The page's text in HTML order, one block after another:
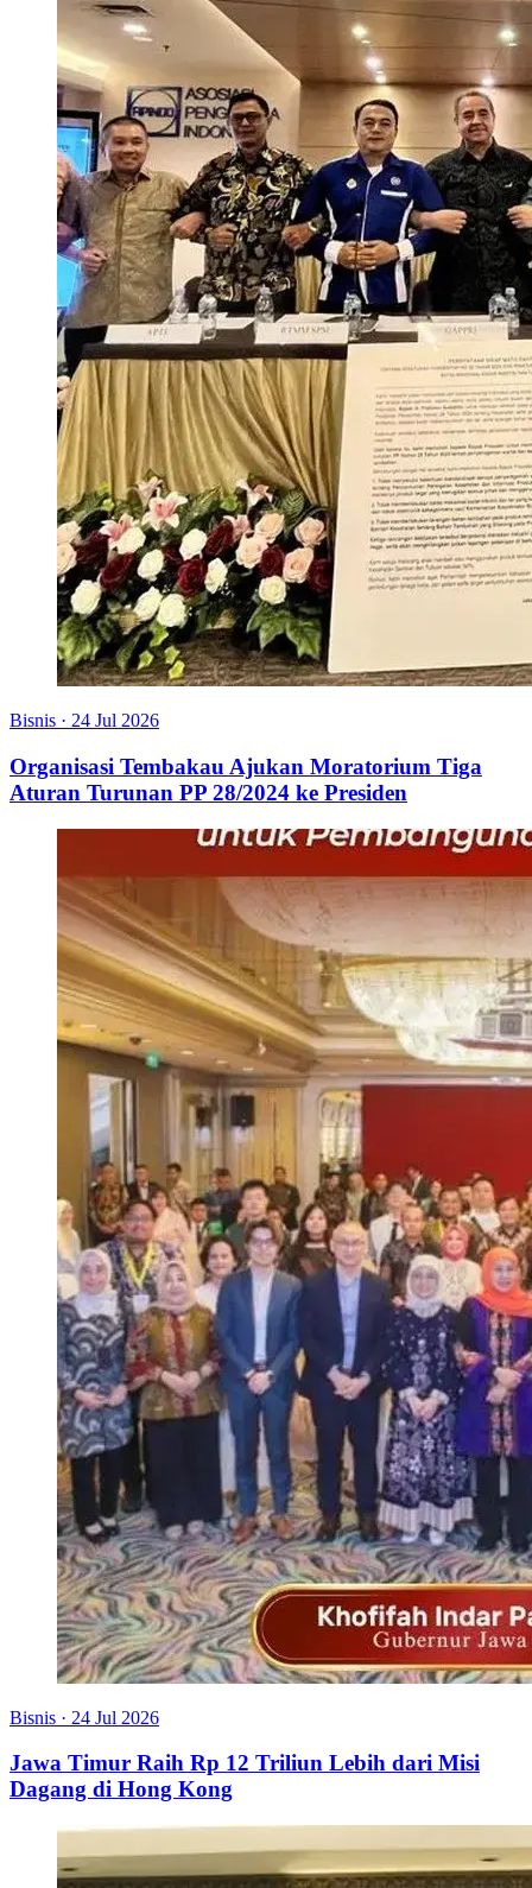
Bisnis · 24 Jul 2026
Organisasi Tembakau Ajukan Moratorium Tiga
Aturan Turunan PP 28/2024 ke Presiden
Bisnis · 24 Jul 2026
Jawa Timur Raih Rp 12 Triliun Lebih dari Misi
Dagang di Hong Kong